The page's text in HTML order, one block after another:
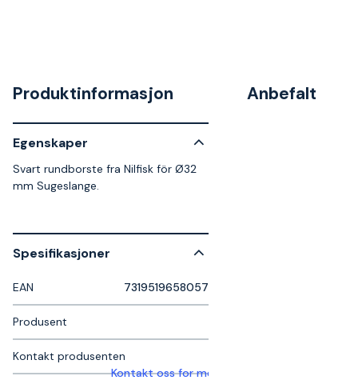
Produktinformasjon
Egenskaper
Svart rundborste fra Nilfisk för Ø32
mm Sugeslange.
Spesifikasjoner
EAN 7319519658057
Produsent
Kontakt produsenten
Kontakt oss for mer informasjon
Anbefalt